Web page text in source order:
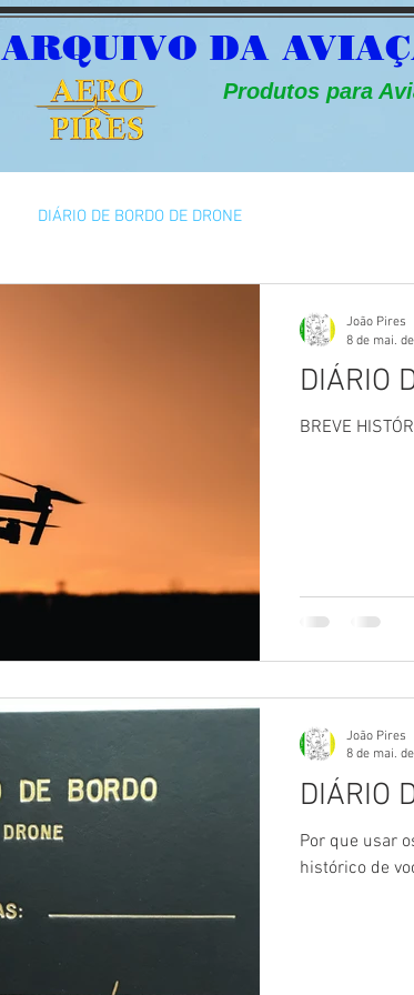
ARQUIVO DA
Produtos para
DIÁRIO DE BORDO DE DRONE
DIÁRIO
BREVE
João Pires
8 de mai.
DIÁRIO
Por que usar
histórico de
João Pires
8 de mai.